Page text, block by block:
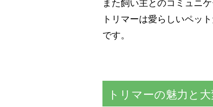
トリマーは愛らしいペッ
です。
トリマーの魅力と大